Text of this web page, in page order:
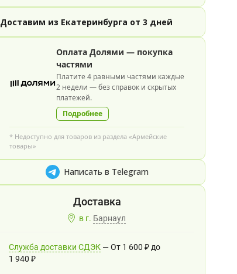
Доставим из Екатеринбурга от 3 дней
Оплата Долями — покупка
частями
Платите 4 равными частями каждые
2 недели — без справок и скрытых
платежей.
Подробнее
* Недоступно для товаров из раздела «Армейские
товары»
Написать в Telegram
в г. Барнаул
Служба доставки СДЭК От 1 600₽ до
1 940₽